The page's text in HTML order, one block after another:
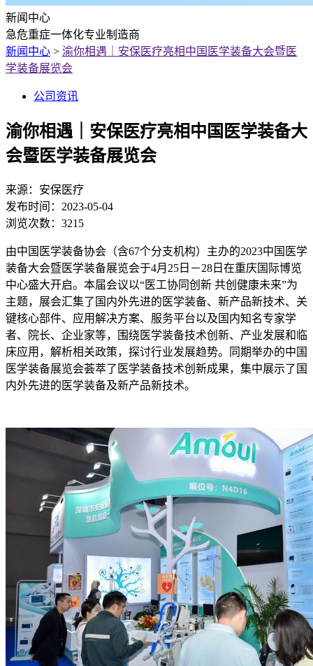
新闻中心
急危重症一体化专业制造商
新闻中心 > 渝你相遇｜安保医疗亮相中国医学装备大会暨医
学装备展览会
公司资讯
渝你相遇｜安保医疗亮相中国医学装备大
会暨医学装备展览会
来源： 安保医疗
发布时间： 2023-05-04
浏览次数： 3215
由中国医学装备协会（含67个分支机构）主办的2023中国医学
装备大会暨医学装备展览会于4月25日－28日在重庆国际博览
中心盛大开启。本届会议以“医工协同创新 共创健康未来”为
主题，展会汇集了国内外先进的医学装备、新产品新技术、关
键核心部件、应用解决方案、服务平台以及国内知名专家学
者、院长、企业家等，围绕医学装备技术创新、产业发展和临
床应用，解析相关政策，探讨行业发展趋势。同期举办的中国
医学装备展览会荟萃了医学装备技术创新成果，集中展示了国
内外先进的医学装备及新产品新技术。